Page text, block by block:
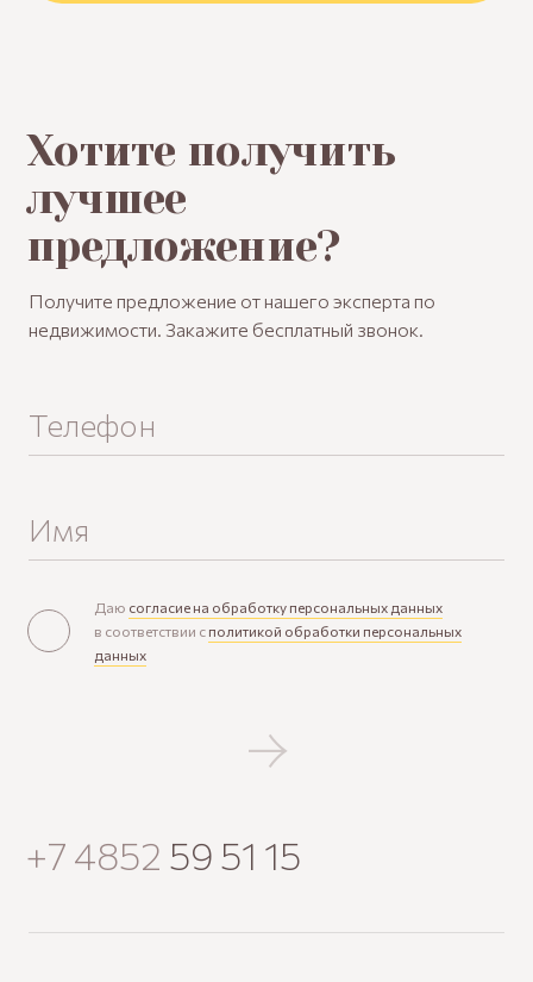
Хотите получить
лучшее
предложение?
Получите предложение от нашего эксперта по
недвижимости. Закажите бесплатный звонок.
Телефон
Имя
Даю согласие на обработку персональных данных
в соответствии с политикой обработки персональных
данных
+7 4852 59 51 15